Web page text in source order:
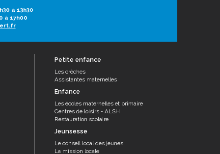
à 13h30
à 17h00
Petite enfance
Les crèches
Assistantes maternelles
Enfance
Les écoles maternelles et primaire
Centres de loisirs - ALSH
Restauration scolaire
Jeunsesse
Le conseil local des jeunes
La mission locale